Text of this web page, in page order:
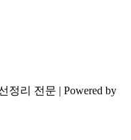
정리 전문 | Powered by